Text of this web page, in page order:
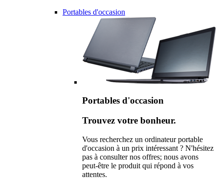
Portables d'occasion
Portables d'occasion
Trouvez votre bonheur.
Vous recherchez un ordinateur portable
d'occasion à un prix intéressant ? N'hésitez
pas à consulter nos offres; nous avons
peut-être le produit qui répond à vos
attentes.